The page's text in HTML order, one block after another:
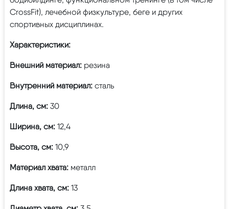
CrossFit), лечебной физкультуре, беге и других
спортивных дисциплинах.
Характеристики:
Внешний материал: резина
Внутренний материал: сталь
Длина, см: 30
Ширина, см: 12,4
Высота, см: 10,9
Материал хвата: металл
Длина хвата, см: 13